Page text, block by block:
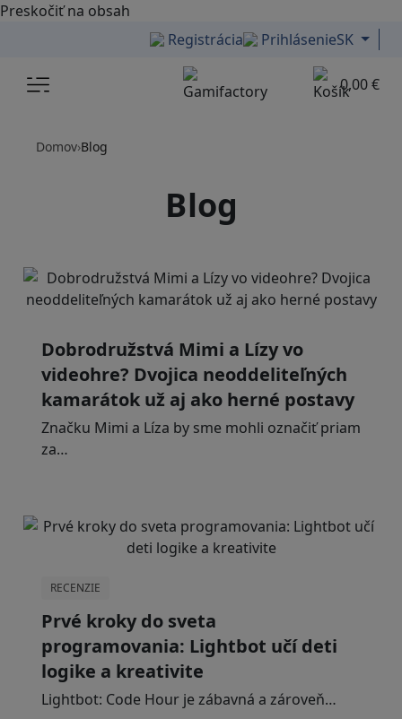
Preskočiť na obsah
Registrácia
PrihlásenieSK
Menu
0,00 €
Domov›Blog
Blog
Dobrodružstvá Mimi a Lízy vo
videohre? Dvojica neoddeliteľných
kamarátok už aj ako herné postavy
Značku Mimi a Líza by sme mohli označiť priam
za…
RECENZIE
Prvé kroky do sveta
programovania: Lightbot učí deti
logike a kreativite
Lightbot: Code Hour je zábavná a zároveň…